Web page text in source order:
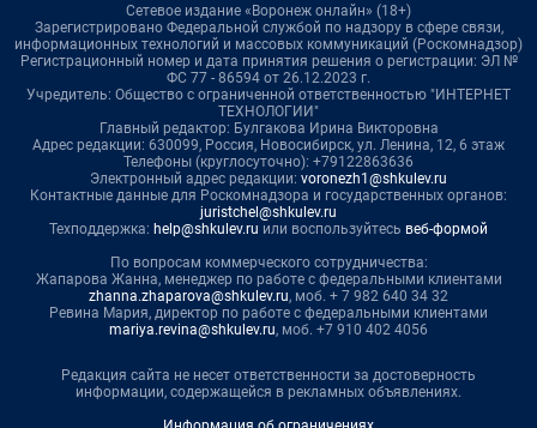
Сетевое издание «Воронеж онлайн» (18+)
Зарегистрировано Федеральной службой по надзору в сфере связи,
информационных технологий и массовых коммуникаций (Роскомнадзор)
Регистрационный номер и дата принятия решения о регистрации: ЭЛ №
ФС 77 - 86594 от 26.12.2023 г.
Учредитель: Общество с ограниченной ответственностью "ИНТЕРНЕТ
ТЕХНОЛОГИИ"
Главный редактор: Булгакова Ирина Викторовна
Адрес редакции: 630099, Россия, Новосибирск, ул. Ленина, 12, 6 этаж
Телефоны (круглосуточно): +79122863636
Электронный адрес редакции: voronezh1@shkulev.ru
Контактные данные для Роскомнадзора и государственных органов:
juristchel@shkulev.ru
Техподдержка: help@shkulev.ru или воспользуйтесь веб-формой
По вопросам коммерческого сотрудничества:
Жапарова Жанна, менеджер по работе с федеральными клиентами
zhanna.zhaparova@shkulev.ru, моб. + 7 982 640 34 32
Ревина Мария, директор по работе с федеральными клиентами
mariya.revina@shkulev.ru, моб. +7 910 402 4056
Редакция сайта не несет ответственности за достоверность
информации, содержащейся в рекламных объявлениях.